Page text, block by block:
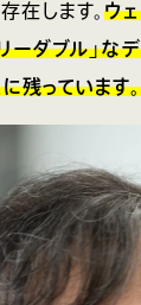
在します。ウ
ーダブル」な
残っています。